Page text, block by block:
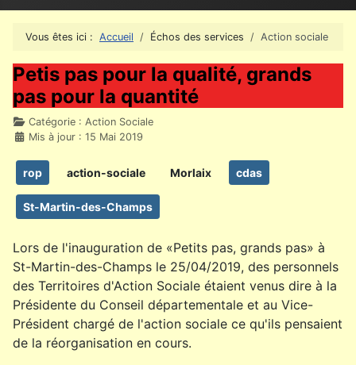
Vous êtes ici : Accueil Échos des services Action sociale
Petis pas pour la qualité, grands
pas pour la quantité
DétailsCatégorie : Action Sociale
Mis à jour : 15 Mai 2019
rop action-sociale Morlaix cdas
St-Martin-des-Champs
Lors de l'inauguration de «Petits pas, grands pas» à
St-Martin-des-Champs le 25/04/2019, des personnels
des Territoires d'Action Sociale étaient venus dire à la
Présidente du Conseil départementale et au Vice-
Président chargé de l'action sociale ce qu'ils pensaient
de la réorganisation en cours.